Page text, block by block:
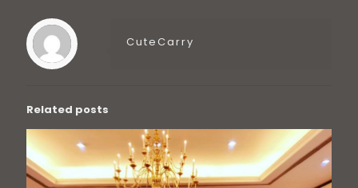
CuteCarry
Related posts